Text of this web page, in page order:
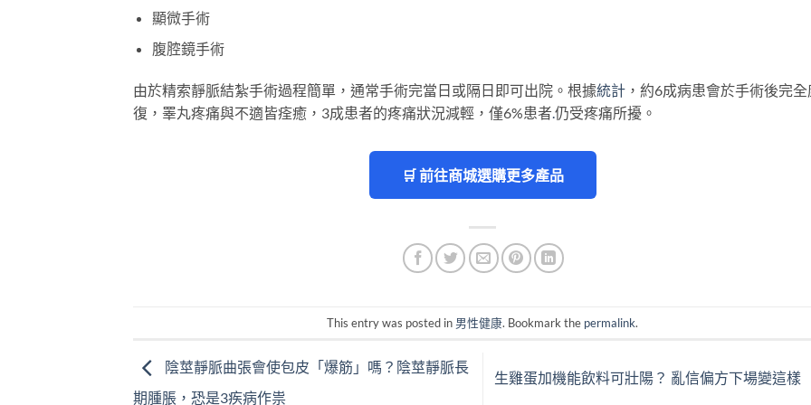
顯微手術
腹腔鏡手術
由於精索靜脈結紮手術過程簡單，通常手術完當日或隔日即可出院。根據統計 ，約6成病患會於手術後完全
復，睪丸疼痛與不適皆痊癒，3成患者的疼痛狀況減輕，僅6%患者.仍受疼痛所擾。
🛒 前往商城選購更多產品
This entry was posted in 男性健康. Bookmark the permalink.
陰莖靜脈曲張會使包皮「爆筋」嗎？陰莖靜脈長
期腫脹，恐是3疾病作祟
生雞蛋加機能飲料可壯陽？ 亂信偏方下場變這樣